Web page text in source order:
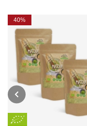
40%